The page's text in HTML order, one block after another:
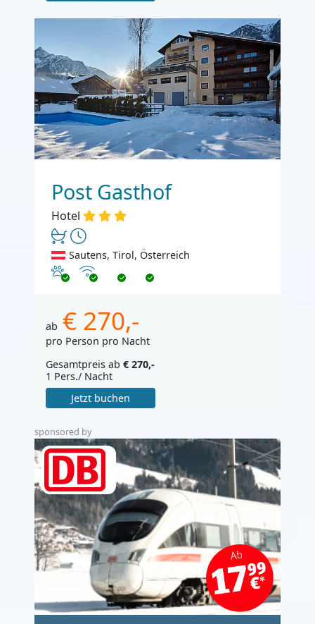
Post Gasthof
Hotel
Sautens, Tirol, Österreich
Haustiere erlaubt
Internet
ab € 270,-
pro Person pro Nacht
Gesamtpreis ab € 270,-
1 Pers./ Nacht
Jetzt buchen
sponsored by